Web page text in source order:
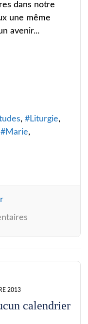
dans notre
une même
avenir...
Liturgie
Marie
2013
calendrier